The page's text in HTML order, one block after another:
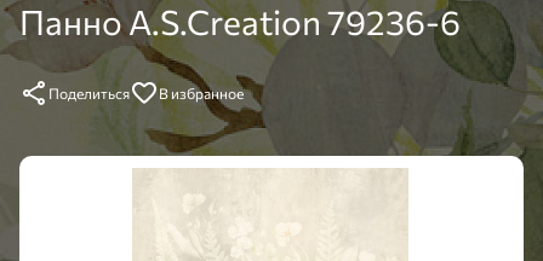
Панно A.S.Creation 79236-6
Поделиться В избранное